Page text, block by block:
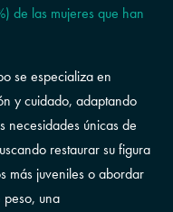
de las mujeres que han
se especializa en
y cuidado, adaptando
necesidades únicas de
restaurar su figura
más juveniles o abordar
peso, una